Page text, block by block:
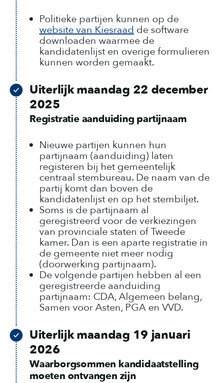
Politieke partijen kunnen op de
website van Kiesraad de software
downloaden waarmee de
kandidatenlijst en overige formulieren
kunnen worden gemaakt.
Uiterlijk maandag 22 december
2025
Registratie aanduiding partijnaam
Nieuwe partijen kunnen hun
partijnaam (aanduiding) laten
registeren bij het gemeentelijk
centraal stembureau. De naam van de
partij komt dan boven de
kandidatenlijst en op het stembiljet.
Soms is de partijnaam al
geregistreerd voor de verkiezingen
van provinciale staten of Tweede
kamer. Dan is een aparte registratie in
de gemeente niet meer nodig
(doorwerking partijnaam).
De volgende partijen hebben al een
geregistreerde aanduiding
partijnaam: CDA, Algemeen belang,
Samen voor Asten, PGA en VVD.
Uiterlijk maandag 19 januari
2026
Waarborgsommen kandidaatstelling
moeten ontvangen zijn